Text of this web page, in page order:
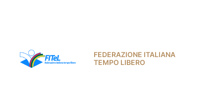
FEDERAZIONE ITALIANA
TEMPO LIBERO